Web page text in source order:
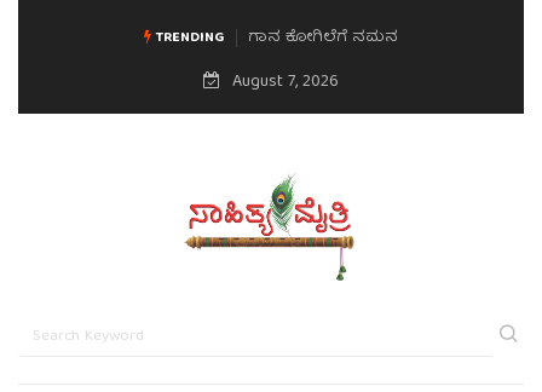
TRENDING ಗಾನ ಕೋಗಿಲೆಗೆ ನಮನ
August 7, 2026